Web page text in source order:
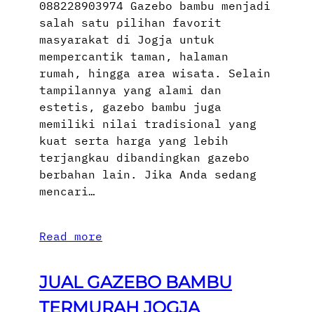
088228903974 Gazebo bambu menjadi
salah satu pilihan favorit
masyarakat di Jogja untuk
mempercantik taman, halaman
rumah, hingga area wisata. Selain
tampilannya yang alami dan
estetis, gazebo bambu juga
memiliki nilai tradisional yang
kuat serta harga yang lebih
terjangkau dibandingkan gazebo
berbahan lain. Jika Anda sedang
mencari…
Read more
JUAL GAZEBO BAMBU
TERMURAH JOGJA